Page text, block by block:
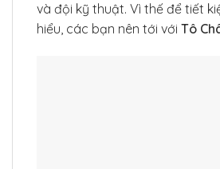
và đội kỹ thuật. Vì thế để tiết
hiểu, các bạn nên tới với Tô